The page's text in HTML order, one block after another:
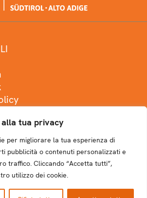
tua privacy
per migliorare la tua esperienza di
pubblicità o contenuti personalizzati e
traffico. Cliccando “Accetta tutti”,
utilizzo dei cookie.